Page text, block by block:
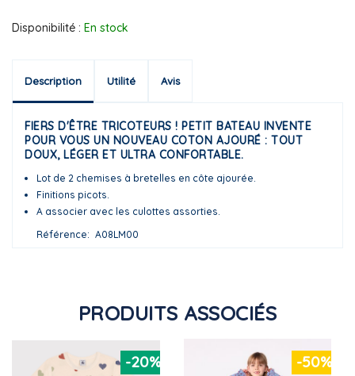
Disponibilité : En stock
Description Utilité Avis
FIERS D'ÊTRE TRICOTEURS ! PETIT BATEAU INVENTE
POUR VOUS UN NOUVEAU COTON AJOURÉ : TOUT
DOUX, LÉGER ET ULTRA CONFORTABLE.
Lot de 2 chemises à bretelles en côte ajourée.
Finitions picots.
A associer avec les culottes assorties.
Référence
A08LM00
PRODUITS ASSOCIÉS
-20% -50%